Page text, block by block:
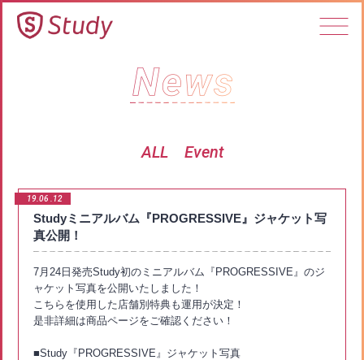
ALL Event
19.06 12
Studyミニアルバム『PROGRESSIVE』ジャケット写
真公開！
7月24日発売Study初のミニアルバム『PROGRESSIVE』のジ
ャケット写真を公開いたしました！
こちらを使用した店舗別特典も運用が決定！
是非詳細は商品ページをご確認ください！
■Study『PROGRESSIVE』ジャケット写真